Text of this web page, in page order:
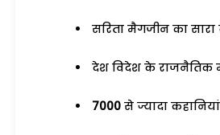
सरिता मैगजीन का
देश विदेश के राजनैतिक
7000 से ज्यादा कहानियां